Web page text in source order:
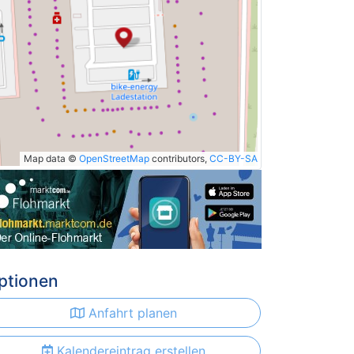
Map data © OpenStreetMap contributors, CC-BY-SA
Anfahrt planen
Kalendereintrag erstellen